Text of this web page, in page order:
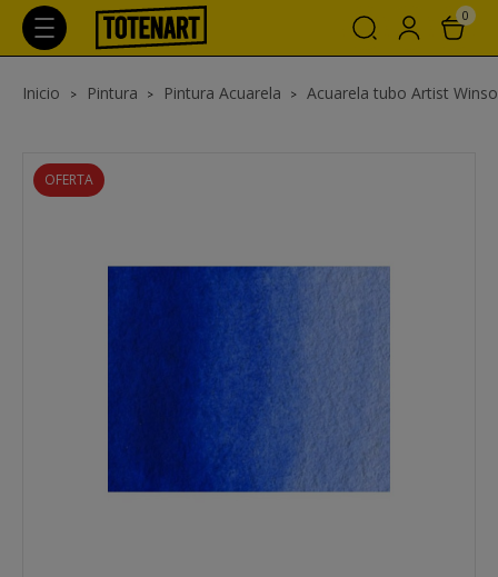
0
Inicio Pintura Pintura Acuarela Acuarela tubo Artist
OFERTA